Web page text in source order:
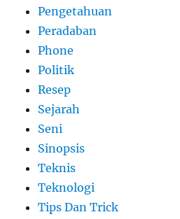
Pengetahuan
Peradaban
Phone
Politik
Resep
Sejarah
Seni
Sinopsis
Teknis
Teknologi
Tips Dan Trick